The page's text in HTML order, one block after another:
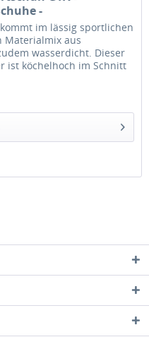
-
im lässig sportlichen
Materialmix aus
wasserdicht. Dieser
ist köchelhoch im Schnitt